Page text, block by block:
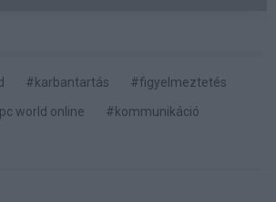
#karbantartás
#figyelmeztetés
world online
#kommunikáció